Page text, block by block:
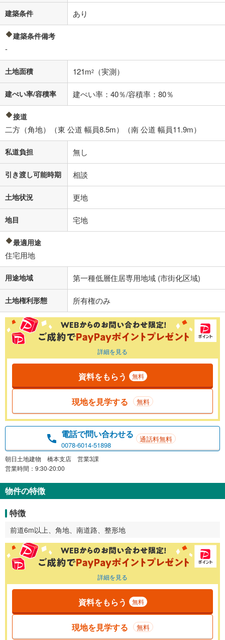
建築条件 あり
建築条件備考
-
土地面積 121m2 （実測）
建ぺい率/容積率 建ぺい率：40％/容積率：80％
接道
二方（角地）（東 公道 幅員8.5m）（南 公道 幅員11.9m）
私道負担 無し
引き渡し可能時期 相談
土地状況 更地
地目 宅地
最適用途
住宅用地
用途地域 第一種低層住居専用地域 (市街化区域)
土地権利形態 所有権のみ
詳細を見る
資料をもらう 無料
現地を見学する 無料
電話で問い合わせる
0078-6014-51898
通話料無料
朝日土地建物 橋本支店 営業3課
営業時間：9:30-20:00
物件の特徴
特徴
前道6m以上、角地、南道路、整形地
詳細を見る
資料をもらう 無料
現地を見学する 無料